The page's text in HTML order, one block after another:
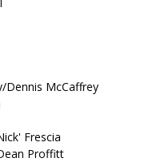
Dennis McCaffrey
Frescia
Proffitt